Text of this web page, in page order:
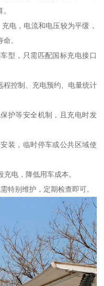
电，电流和电压较为平缓，
。
型，只需匹配国标充电接口
程控制、充电预约、电量统计
护等安全机制，且充电时发
装，临时停车或公共区域使
电，降低用车成本。
特别维护，定期检查即可。